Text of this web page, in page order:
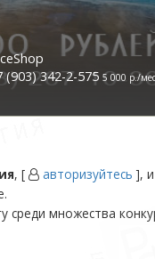
342-2-575 5 000 р./мес
, [ авторизуйтесь ],
среди множества